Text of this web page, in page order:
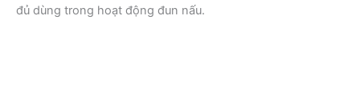
đủ dùng trong hoạt động đun nấu.